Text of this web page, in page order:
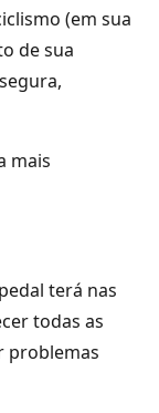
(em sua
de sua
mais
terá nas
todas as
problemas